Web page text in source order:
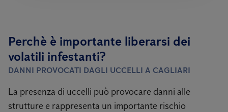
Perchè è importante liberarsi dei
volatili infestanti?
DANNI PROVOCATI DAGLI UCCELLI A CAGLIARI
La presenza di uccelli può provocare danni alle
strutture e rappresenta un importante rischio